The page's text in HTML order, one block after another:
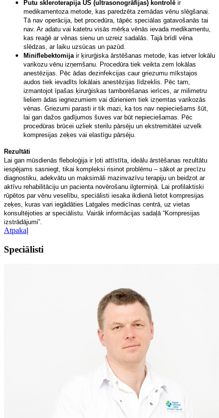
Putu skleroterapija US (ultrasonogrāfijas) kontrolē ir
medikamentoza metode, kas paredzēta zemādas vēnu slēgšanai.
Tā nav operācija, bet procedūra, tāpēc speciālas gatavošanās tai
nav. Ar adatu vai katetru visās mērķa vēnās ievada medikamentu,
kas reaģē ar vēnas sienu un uzreiz sadalās. Tajā brīdī vēna
slēdzas, ar laiku uzsūcas un pazūd.
Miniflebektomija ir ķirurģiska ārstēšanas metode, kas ietver lokālu
varikozu vēnu izņemšanu. Procedūra tiek veikta zem lokālas
anestēzijas. Pēc ādas dezinfekcijas caur griezumu mīkstajos
audos tiek ievadīts lokālais anestēzijas līdzeklis. Pēc tam,
izmantojot īpašas ķirurģiskas tamborēšanas ierīces, ar milimetru
lieliem ādas iegriezumiem vai dūrieniem tiek izņemtas varikozās
vēnas. Griezumi parasti ir tik mazi, ka tos nav nepieciešams šūt,
lai gan dažos gadījumos šuves var būt nepieciešamas. Pēc
procedūras brūcei uzliek sterilu pārsēju un ekstremitātei uzvelk
kompresijas zeķes vai elastīgu pārsēju.
Rezultāti
Lai gan mūsdienās fleboloģija ir ļoti attīstīta, ideālu ārstēšanas rezultātu
iespējams sasniegt, tikai kompleksi risinot problēmu – sākot ar precīzu
diagnostiku, adekvātu un maksimāli mazinvazīvu terapiju un beidzot ar
aktīvu rehabilitāciju un pacienta novērošanu ilgtermiņā. Lai profilaktiski
rūpētos par vēnu veselību, speciālisti iesaka ikdienā lietot kompresijas
zeķes, kuras vari iegādāties Latgales medicīnas centrā, uz vietas
konsultējoties ar speciālistu. Vairāk informācijas sadaļā “Kompresijas
izstrādājumi”.
Atpakaļ
Speciālisti